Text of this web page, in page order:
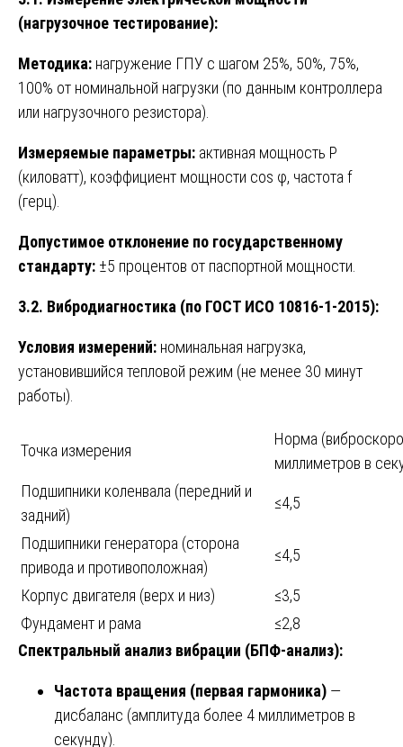
(нагрузочное тестирование):
Методика: нагружение ГПУ с шагом 25%, 50%, 75%,
100% от номинальной нагрузки (по данным контроллера
или нагрузочного резистора).
Измеряемые параметры: активная мощность P
(киловатт), коэффициент мощности cos φ, частота f
(герц).
Допустимое отклонение по государственному
стандарту: ±5 процентов от паспортной мощности.
3.2. Вибродиагностика (по ГОСТ ИСО 10816-1-2015):
Условия измерений: номинальная нагрузка,
установившийся тепловой режим (не менее 30 минут
работы).
Точка измерения
Норма
миллиметров в
Подшипники коленвала (передний и
задний)
≤4,5
Подшипники генератора (сторона
привода и противоположная)
≤4,5
Корпус двигателя (верх и низ)
≤3,5
Фундамент и рама
≤2,8
Спектральный анализ вибрации (БПФ-анализ):
Частота вращения (первая гармоника) —
дисбаланс (амплитуда более 4 миллиметров в
секунду).